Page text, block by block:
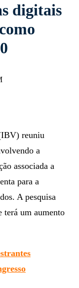
digitais
reuniu
a
associada a
para a
A pesquisa
terá um aumento